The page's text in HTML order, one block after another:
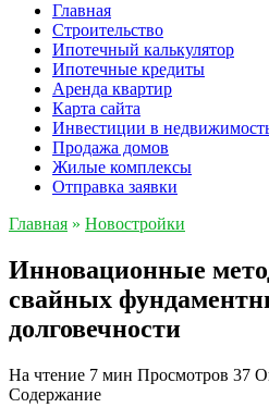
Главная
Строительство
Ипотечный калькулятор
Ипотечные кредиты
Аренда квартир
Карта сайта
Инвестиции в
Продажа домов
Жилые комплексы
Отправка заявки
Главная » Новостройки
Инновационные
свайных
долговечности
На чтение 7 мин Просмотров 37
Содержание